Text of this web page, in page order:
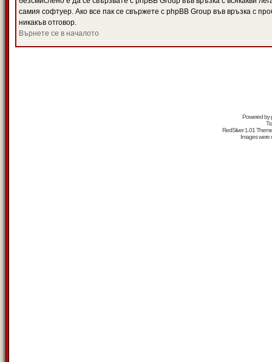
самия софтуер. Ако все пак се свържете с phpBB Group във връзка с
никакъв отговор.
Върнете се в началото
Powered by
RedSilver 1.01
Images were